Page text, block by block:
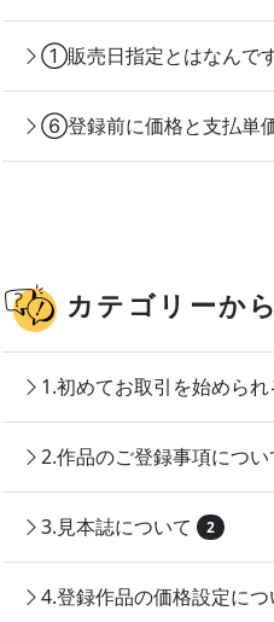
①販売日指定とはなんで
⑥登録前に価格と支払単
カテゴリーか
1.初めてお取引を始めら
2.作品のご登録事項につい
3.見本誌について 2
4.登録作品の価格設定につ